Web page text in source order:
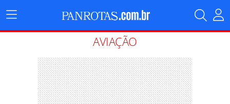
Menu
Principal
AVIAÇÃO